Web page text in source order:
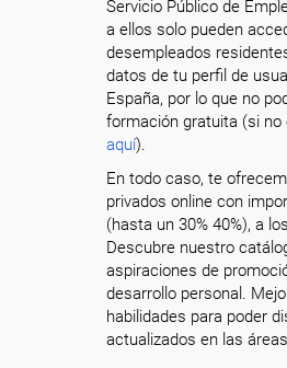
Servicio Público de
a ellos solo pueden
desempleados
datos de tu perfil de
España, por lo que no
formación gratuita (si
aquí).
En todo caso, te
privados online con
(hasta un 30% 40%), a
Descubre nuestro
aspiraciones de
desarrollo personal.
habilidades para poder
actualizados en las